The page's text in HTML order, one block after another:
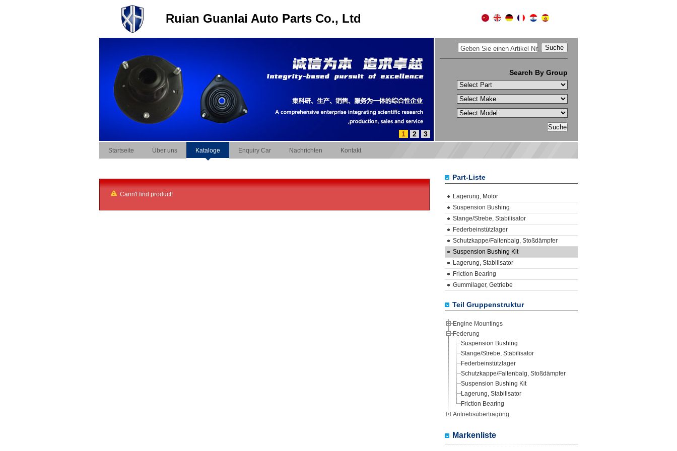
Ruian Guanlai Auto Parts Co., Ltd
1 2 3
Geben Sie einen Artikel Nr.
Search By Group
Startseite Über uns Kataloge Enquiry Car Nachrichten Kontakt
Cann't find product!
Part-Liste
Lagerung, Motor
Suspension Bushing
Stange/Strebe, Stabilisator
Federbeinstützlager
Schutzkappe/Faltenbalg, Stoßdämpfer
Suspension Bushing Kit
Lagerung, Stabilisator
Friction Bearing
Gummilager, Getriebe
Teil Gruppenstruktur
Engine Mountings
Federung
Suspension Bushing
Stange/Strebe, Stabilisator
Federbeinstützlager
Schutzkappe/Faltenbalg, Stoßdämpfer
Suspension Bushing Kit
Lagerung, Stabilisator
Friction Bearing
Antriebsübertragung
Markenliste